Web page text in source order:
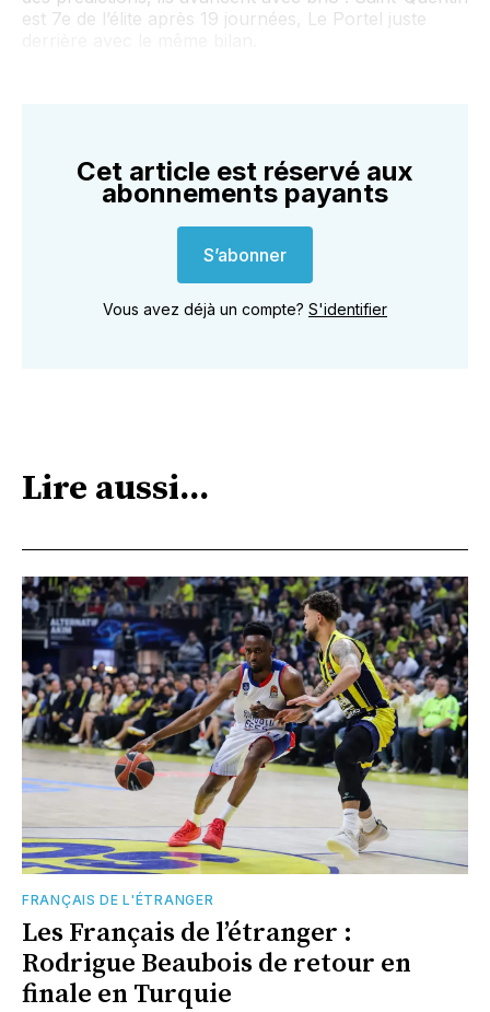
est 7e de l’élite après 19 journées, Le Portel juste
Cet article est réservé aux
abonnements payants
S’abonner
Vous avez déjà un compte? S'identifier
Lire aussi...
FRANÇAIS DE L'ÉTRANGER
Les Français de l’étranger :
Rodrigue Beaubois de retour en
finale en Turquie